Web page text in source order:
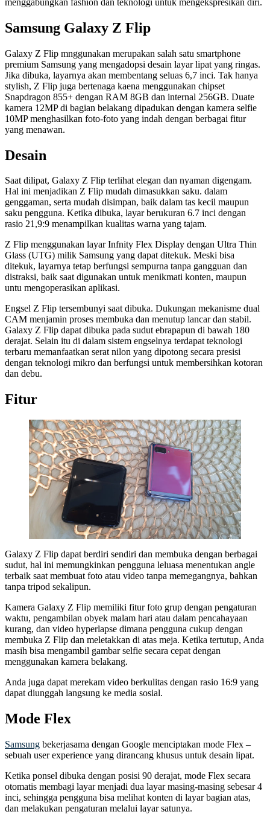
Samsung Galaxy Z Flip
Galaxy Z Flip mnggunakan merupakan salah satu smartphone
premium Samsung yang mengadopsi desain layar lipat yang ringas.
Jika dibuka, layarnya akan membentang seluas 6,7 inci. Tak hanya
stylish, Z Flip juga bertenaga kaena menggunakan chipset
Snapdragon 855+ dengan RAM 8GB dan internal 256GB. Duate
kamera 12MP di bagian belakang dipadukan dengan kamera selfie
10MP menghasilkan foto-foto yang indah dengan berbagai fitur
yang menawan.
Desain
Saat dilipat, Galaxy Z Flip terlihat elegan dan nyaman digengam.
Hal ini menjadikan Z Flip mudah dimasukkan saku. dalam
genggaman, serta mudah disimpan, baik dalam tas kecil maupun
saku pengguna. Ketika dibuka, layar berukuran 6.7 inci dengan
rasio 21,9:9 menampilkan kualitas warna yang tajam.
Z Flip menggunakan layar Infnity Flex Display dengan Ultra Thin
Glass (UTG) milik Samsung yang dapat ditekuk. Meski bisa
ditekuk, layarnya tetap berfungsi sempurna tanpa gangguan dan
distraksi, baik saat digunakan untuk menikmati konten, maupun
untu mengoperasikan aplikasi.
Engsel Z Flip tersembunyi saat dibuka. Dukungan mekanisme dual
CAM menjamin proses membuka dan menutup lancar dan stabil.
Galaxy Z Flip dapat dibuka pada sudut ebrapapun di bawah 180
derajat. Selain itu di dalam sistem engselnya terdapat teknologi
terbaru memanfaatkan serat nilon yang dipotong secara presisi
dengan teknologi mikro dan berfungsi untuk membersihkan kotoran
dan debu.
Fitur
Galaxy Z Flip dapat berdiri sendiri dan membuka dengan berbagai
sudut, hal ini memungkinkan pengguna leluasa menentukan angle
terbaik saat membuat foto atau video tanpa memegangnya, bahkan
tanpa tripod sekalipun.
Kamera Galaxy Z Flip memiliki fitur foto grup dengan pengaturan
waktu, pengambilan obyek malam hari atau dalam pencahayaan
kurang, dan video hyperlapse dimana pengguna cukup dengan
membuka Z Flip dan meletakkan di atas meja. Ketika tertutup, Anda
masih bisa mengambil gambar selfie secara cepat dengan
menggunakan kamera belakang.
Anda juga dapat merekam video berkulitas dengan rasio 16:9 yang
dapat diunggah langsung ke media sosial.
Mode Flex
Samsung bekerjasama dengan Google menciptakan mode Flex –
sebuah user experience yang dirancang khusus untuk desain lipat.
Ketika ponsel dibuka dengan posisi 90 derajat, mode Flex secara
otomatis membagi layar menjadi dua layar masing-masing sebesar 4
inci, sehingga pengguna bisa melihat konten di layar bagian atas,
dan melakukan pengaturan melalui layar satunya.